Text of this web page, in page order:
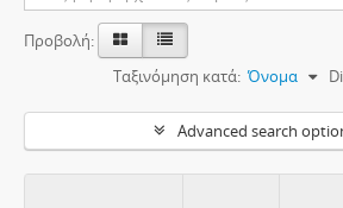
Προβολή:
Ταξινόμηση κατά: Όνομα
Advanced search